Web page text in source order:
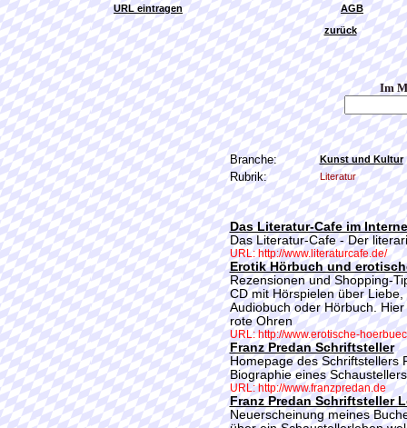
URL eintragen
AGB
zurück
Im
Branche: Kunst und Kultur
Rubrik: Literatur
Das Literatur-Cafe im
Das Literatur-Cafe - Der
URL: http://www.literaturcafe.de/
Erotik Hörbuch und
Rezensionen und Shopping-
CD mit Hörspielen über
Audiobuch oder Hörbuch.
rote Ohren
URL: http://www.erotische-
Franz Predan Schriftsteller
Homepage des Schriftstellers
Biographie eines
URL: http://www.franzpredan.de
Franz Predan Schriftsteller
Neuerscheinung meines